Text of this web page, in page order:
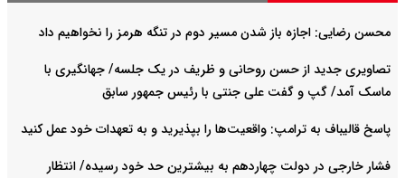
محسن رضایی: اجازه باز شدن مسیر دوم در تنگه هرمز را نخواهیم داد
تصاویری جدید از حسن روحانی و ظریف در یک جلسه/ جهانگیری با
ماسک آمد/ گپ و گفت علی جنتی با رئیس جمهور سابق
پاسخ قالیباف به ترامپ: واقعیت‌ها را بپذیرید و به تعهدات خود عمل کنید
فشار خارجی در دولت چهاردهم به بیشترین حد خود رسیده/ انتظار